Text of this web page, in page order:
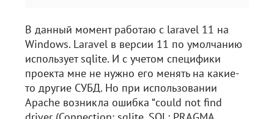
В данный момент работаю с laravel 11 на
Windows. Laravel в версии 11 по умолчанию
использует sqlite. И с учетом специфики
проекта мне не нужно его менять на какие-
то другие СУБД. Но при использовании
Apache возникла ошибка “could not find